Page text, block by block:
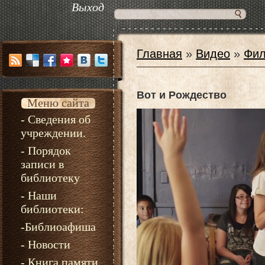
Выход
Меню сайта
- Сведения об
учреждении.
- Порядок
записи в
библиотеку
- Наши
библиотеки:
-Библиоафиша
- Новости
- Книга памяти
Главная »Видео »
Вот и Рождество